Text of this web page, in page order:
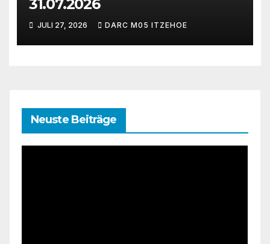
31.07.2026
JULI 27, 2026 DARC M05 ITZEHOE
Neuste Beiträge